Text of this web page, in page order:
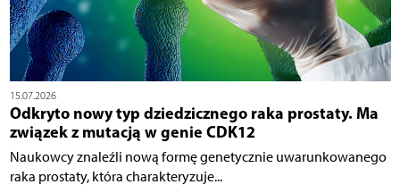
15.07.2026
Odkryto nowy typ dziedzicznego raka prostaty. Ma
związek z mutacją w genie CDK12
Naukowcy znaleźli nową formę genetycznie uwarunkowanego
raka prostaty, która charakteryzuje...